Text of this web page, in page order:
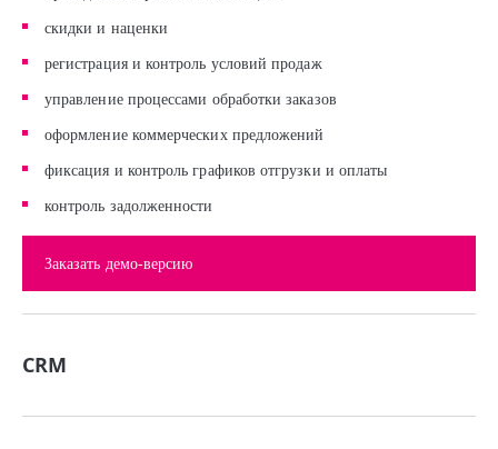
скидки и наценки
регистрация и контроль условий продаж
управление процессами обработки заказов
оформление коммерческих предложений
фиксация и контроль графиков отгрузки и оплаты
контроль задолженности
Заказать демо-версию
CRM